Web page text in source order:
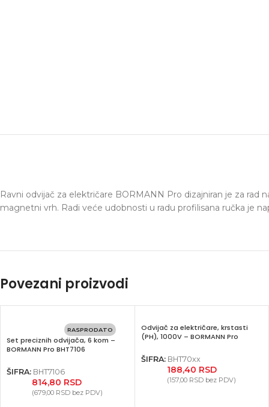
Ravni odvijač za električare BORMANN Pro dizajniran je za
magnetni vrh. Radi veće udobnosti u radu profilisana ručka je
Povezani proizvodi
RASPRODATO
Set preciznih odvijača, 6 kom –
BORMANN Pro BHT7106
ŠIFRA: BHT7106
814,80 RSD
(679,00 RSD bez PDV)
Odvijač za električare, krstasti
(PH), 1000V – BORMANN Pro
ŠIFRA: BHT70xx
188,40 RSD
(157,00 RSD bez PDV)